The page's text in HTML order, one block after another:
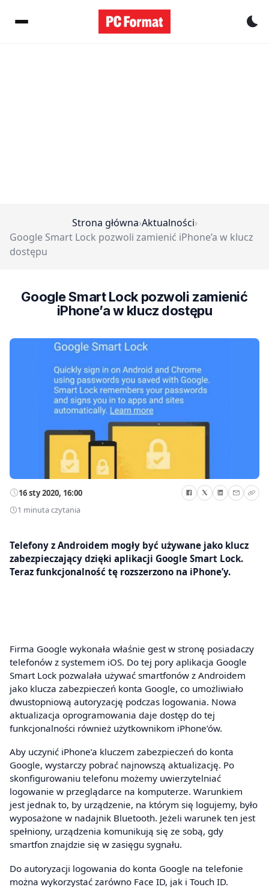
Strona główna›Aktualności›
Google Smart Lock pozwoli zamienić iPhone’a w klucz
dostępu
Google Smart Lock pozwoli zamienić
iPhone’a w klucz dostępu
16 sty 2020, 16:00
1 minuta czytania
Telefony z Androidem mogły być używane jako klucz
zabezpieczający dzięki aplikacji Google Smart Lock.
Teraz funkcjonalność tę rozszerzono na iPhone’y.
Firma Google wykonała właśnie gest w stronę posiadaczy
telefonów z systemem iOS. Do tej pory aplikacja Google
Smart Lock pozwalała używać smartfonów z Androidem
jako klucza zabezpieczeń konta Google, co umożliwiało
dwustopniową autoryzację podczas logowania. Nowa
aktualizacja oprogramowania daje dostęp do tej
funkcjonalności również użytkownikom iPhone’ów.
Aby uczynić iPhone’a kluczem zabezpieczeń do konta
Google, wystarczy pobrać najnowszą aktualizację. Po
skonfigurowaniu telefonu możemy uwierzytelniać
logowanie w przeglądarce na komputerze. Warunkiem
jest jednak to, by urządzenie, na którym się logujemy, było
wyposażone w nadajnik Bluetooth. Jeżeli warunek ten jest
spełniony, urządzenia komunikują się ze sobą, gdy
smartfon znajdzie się w zasięgu sygnału.
Do autoryzacji logowania do konta Google na telefonie
można wykorzystać zarówno Face ID, jak i Touch ID.